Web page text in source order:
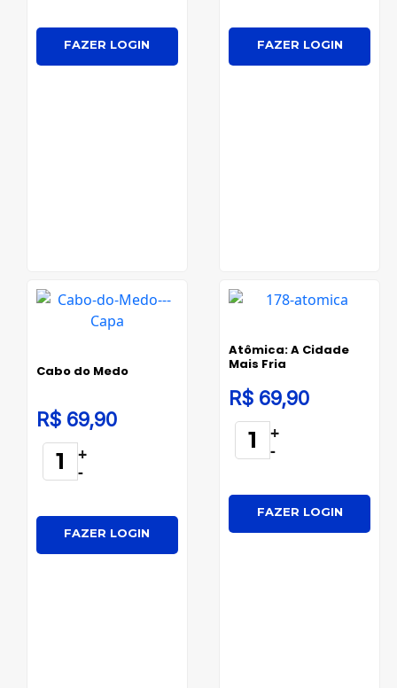
FAZER LOGIN FAZER LOGIN
Cabo do Medo
R$ 69,90
+
-
FAZER LOGIN
Atômica: A Cidade
Mais Fria
R$ 69,90
+
-
FAZER LOGIN